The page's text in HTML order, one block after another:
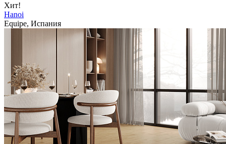
Хит!
Hanoi
Equipe, Испания